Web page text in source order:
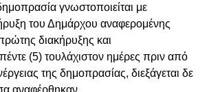
γνωστοποιείται με
του Δημάρχου αναφερομένης
διακήρυξης και
(5) τουλάχιστον ημέρες πριν από
της δημοπρασίας, διεξάγεται δε
αναφέρθηκαν.